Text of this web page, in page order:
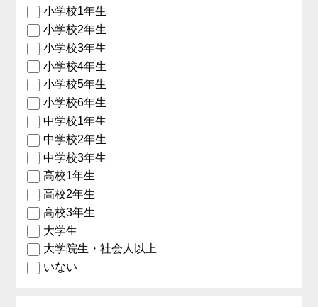
小学校1年生
小学校2年生
小学校3年生
小学校4年生
小学校5年生
小学校6年生
中学校1年生
中学校2年生
中学校3年生
高校1年生
高校2年生
高校3年生
大学生
大学院生・社会人以上
いない